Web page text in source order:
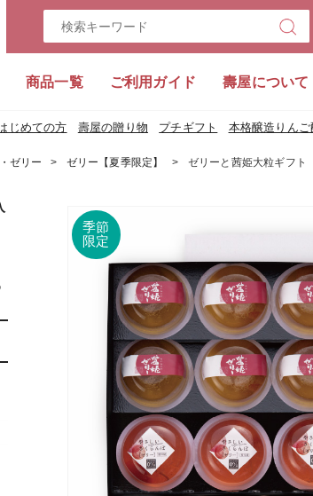
商品一覧 ご利用ガイド 壽屋について
じめての方 壽屋の贈り物 プチギフト 本格醸造りんご
ゼリー ゼリー【夏季限定】 ゼリーと茜姫大粒ギフト